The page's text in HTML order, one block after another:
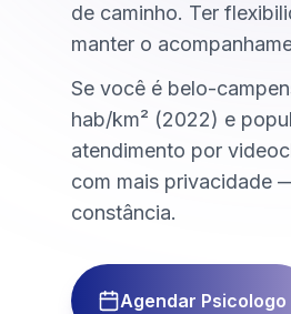
de caminho. Ter
manter o
Se você é belo-
hab/km² (2022) e
atendimento por
com mais privacidade
constância.
Agendar Psicologo